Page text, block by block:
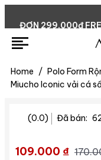
ĐƠN 299.000đ
Home / Polo Form
Miucho Iconic vải cá
109.000 ₫
Đã bán:
(0.0)